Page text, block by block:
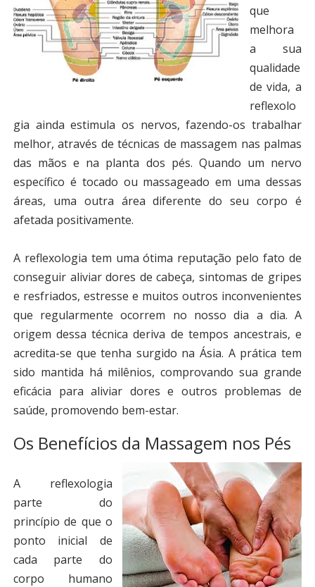
que
melhora
a sua
qualidade
de vida, a
reflexolo
gia ainda estimula os nervos, fazendo-os trabalhar
melhor, através de técnicas de massagem nas palmas
das mãos e na planta dos pés. Quando um nervo
específico é tocado ou massageado em uma dessas
áreas, uma outra área diferente do seu corpo é
afetada positivamente.
A reflexologia tem uma ótima reputação pelo fato de
conseguir aliviar dores de cabeça, sintomas de gripes
e resfriados, estresse e muitos outros inconvenientes
que regularmente ocorrem no nosso dia a dia. A
origem dessa técnica deriva de tempos ancestrais, e
acredita-se que tenha surgido na Ásia. A prática tem
sido mantida há milênios, comprovando sua grande
eficácia para aliviar dores e outros problemas de
saúde, promovendo bem-estar.
Os Benefícios da Massagem nos Pés
A reflexologia
parte do
princípio de que o
ponto inicial de
cada parte do
corpo humano